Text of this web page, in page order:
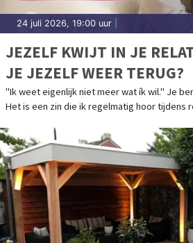
24 juli 2026, 19:00 uur
JEZELF KWIJT IN JE
JE JEZELF WEER TERUG?
"Ik weet eigenlijk niet meer wat ík wil." Je
Het is een zin die ik regelmatig hoor tijdens